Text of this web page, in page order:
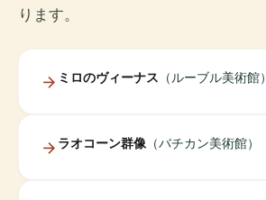
ります。
ミロのヴィーナス （ルーブル美術館）
ラオコーン群像 （バチカン美術館）